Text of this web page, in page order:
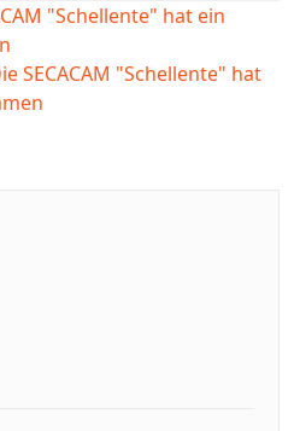
"Schellente" hat ein
SECACAM "Schellente" hat